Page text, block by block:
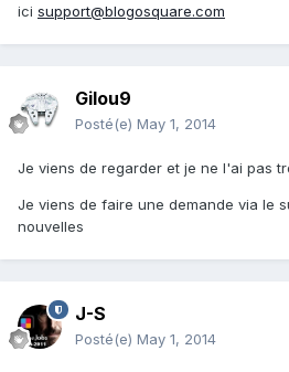
ici support@blogosquare.com
Gilou9
Posté(e) May 1, 2014
Je viens de regarder et je ne l'ai pas
Je viens de faire une demande via le
nouvelles
J-S
Posté(e) May 1, 2014